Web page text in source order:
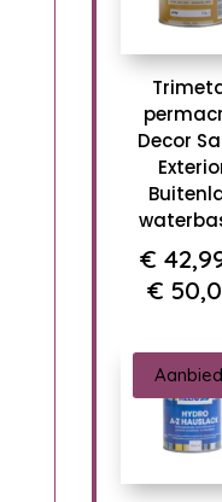
Decor
€
€